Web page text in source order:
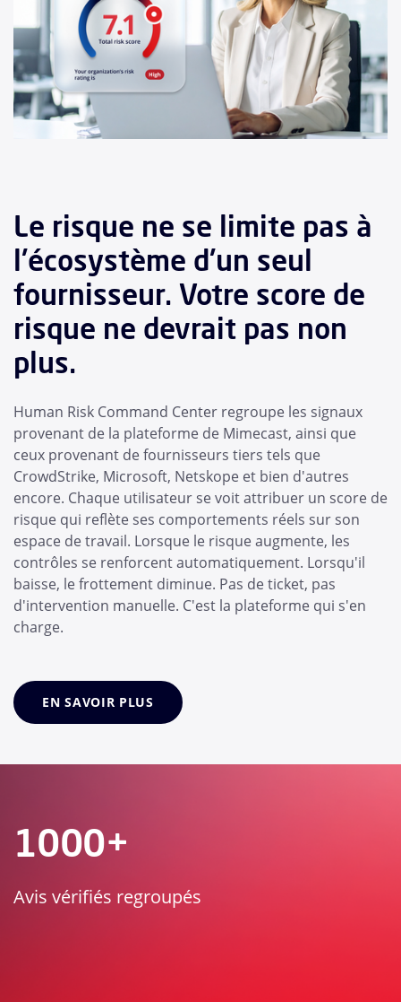
Le risque ne se limite pas à
l'écosystème d'un seul
fournisseur. Votre score de
risque ne devrait pas non
plus.
Human Risk Command Center regroupe les signaux
provenant de la plateforme de Mimecast, ainsi que
ceux provenant de fournisseurs tiers tels que
CrowdStrike, Microsoft, Netskope et bien d'autres
encore. Chaque utilisateur se voit attribuer un score de
risque qui reflète ses comportements réels sur son
espace de travail. Lorsque le risque augmente, les
contrôles se renforcent automatiquement. Lorsqu'il
baisse, le frottement diminue. Pas de ticket, pas
d'intervention manuelle. C'est la plateforme qui s'en
charge.
EN SAVOIR PLUS
1000+
Avis vérifiés regroupés